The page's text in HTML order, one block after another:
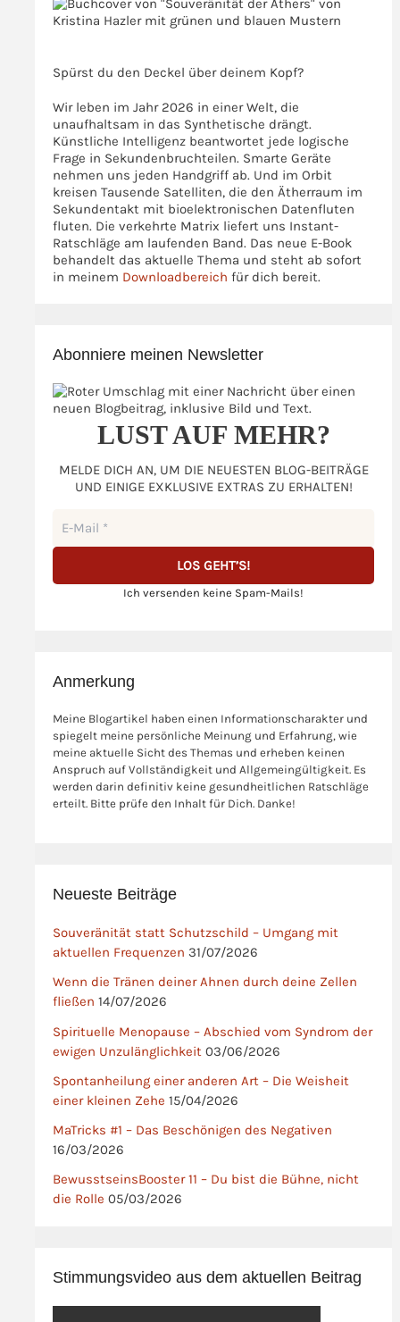
Spürst du den Deckel über deinem Kopf?
Wir leben im Jahr 2026 in einer Welt, die
unaufhaltsam in das Synthetische drängt.
Künstliche Intelligenz beantwortet jede logische
Frage in Sekundenbruchteilen. Smarte Geräte
nehmen uns jeden Handgriff ab. Und im Orbit
kreisen Tausende Satelliten, die den Ätherraum im
Sekundentakt mit bioelektronischen Datenfluten
fluten. Die verkehrte Matrix liefert uns Instant-
Ratschläge am laufenden Band. Das neue E-Book
behandelt das aktuelle Thema und steht ab sofort
in meinem Downloadbereich für dich bereit.
Abonniere meinen Newsletter
LUST AUF MEHR?
MELDE DICH AN, UM DIE NEUESTEN BLOG-BEITRÄGE
UND EINIGE EXKLUSIVE EXTRAS ZU ERHALTEN!
Ich versenden keine Spam-Mails!
Anmerkung
Meine Blogartikel haben einen Informationscharakter und
spiegelt meine persönliche Meinung und Erfahrung, wie
meine aktuelle Sicht des Themas und erheben keinen
Anspruch auf Vollständigkeit und Allgemeingültigkeit. Es
werden darin definitiv keine gesundheitlichen Ratschläge
erteilt. Bitte prüfe den Inhalt für Dich. Danke!
Neueste Beiträge
Souveränität statt Schutzschild – Umgang mit
aktuellen Frequenzen 31/07/2026
Wenn die Tränen deiner Ahnen durch deine Zellen
fließen 14/07/2026
Spirituelle Menopause – Abschied vom Syndrom der
ewigen Unzulänglichkeit 03/06/2026
Spontanheilung einer anderen Art – Die Weisheit
einer kleinen Zehe 15/04/2026
MaTricks #1 – Das Beschönigen des Negativen
16/03/2026
BewusstseinsBooster 11 – Du bist die Bühne, nicht
die Rolle 05/03/2026
Stimmungsvideo aus dem aktuellen Beitrag